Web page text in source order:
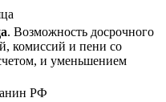
. Возможность досрочного
комиссий и пени со
и уменьшением
РФ